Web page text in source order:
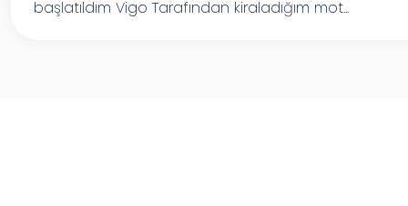
başlatıldım Vigo Tarafından kiraladığım mot...